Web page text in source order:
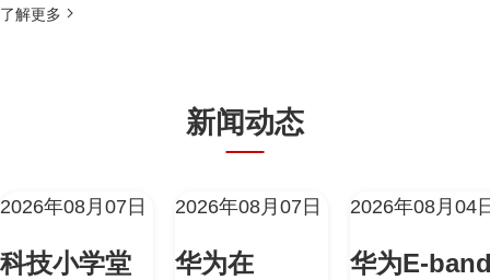
了解更多
新闻动态
2026年08月07日
科技小学堂
2026年08月07日
华为在
2026年08月04
华为E-